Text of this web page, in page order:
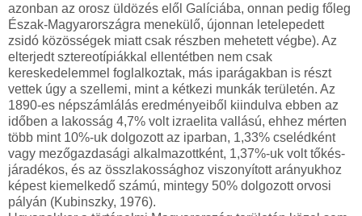
azonban az orosz üldözés elől Galíciába, onnan pedig főleg
Észak-Magyarországra menekülő, újonnan letelepedett
zsidó közösségek miatt csak részben mehetett végbe). Az
elterjedt sztereotípiákkal ellentétben nem csak
kereskedelemmel foglalkoztak, más iparágakban is részt
vettek úgy a szellemi, mint a kétkezi munkák területén. Az
1890-es népszámlálás eredményeiből kiindulva ebben az
időben a lakosság 4,7% volt izraelita vallású, ehhez mérten
több mint 10%-uk dolgozott az iparban, 1,33% cselédként
vagy mezőgazdasági alkalmazottként, 1,37%-uk volt tőkés-
járadékos, és az összlakossághoz viszonyított arányukhoz
képest kiemelkedő számú, mintegy 50% dolgozott orvosi
pályán (Kubinszky, 1976).